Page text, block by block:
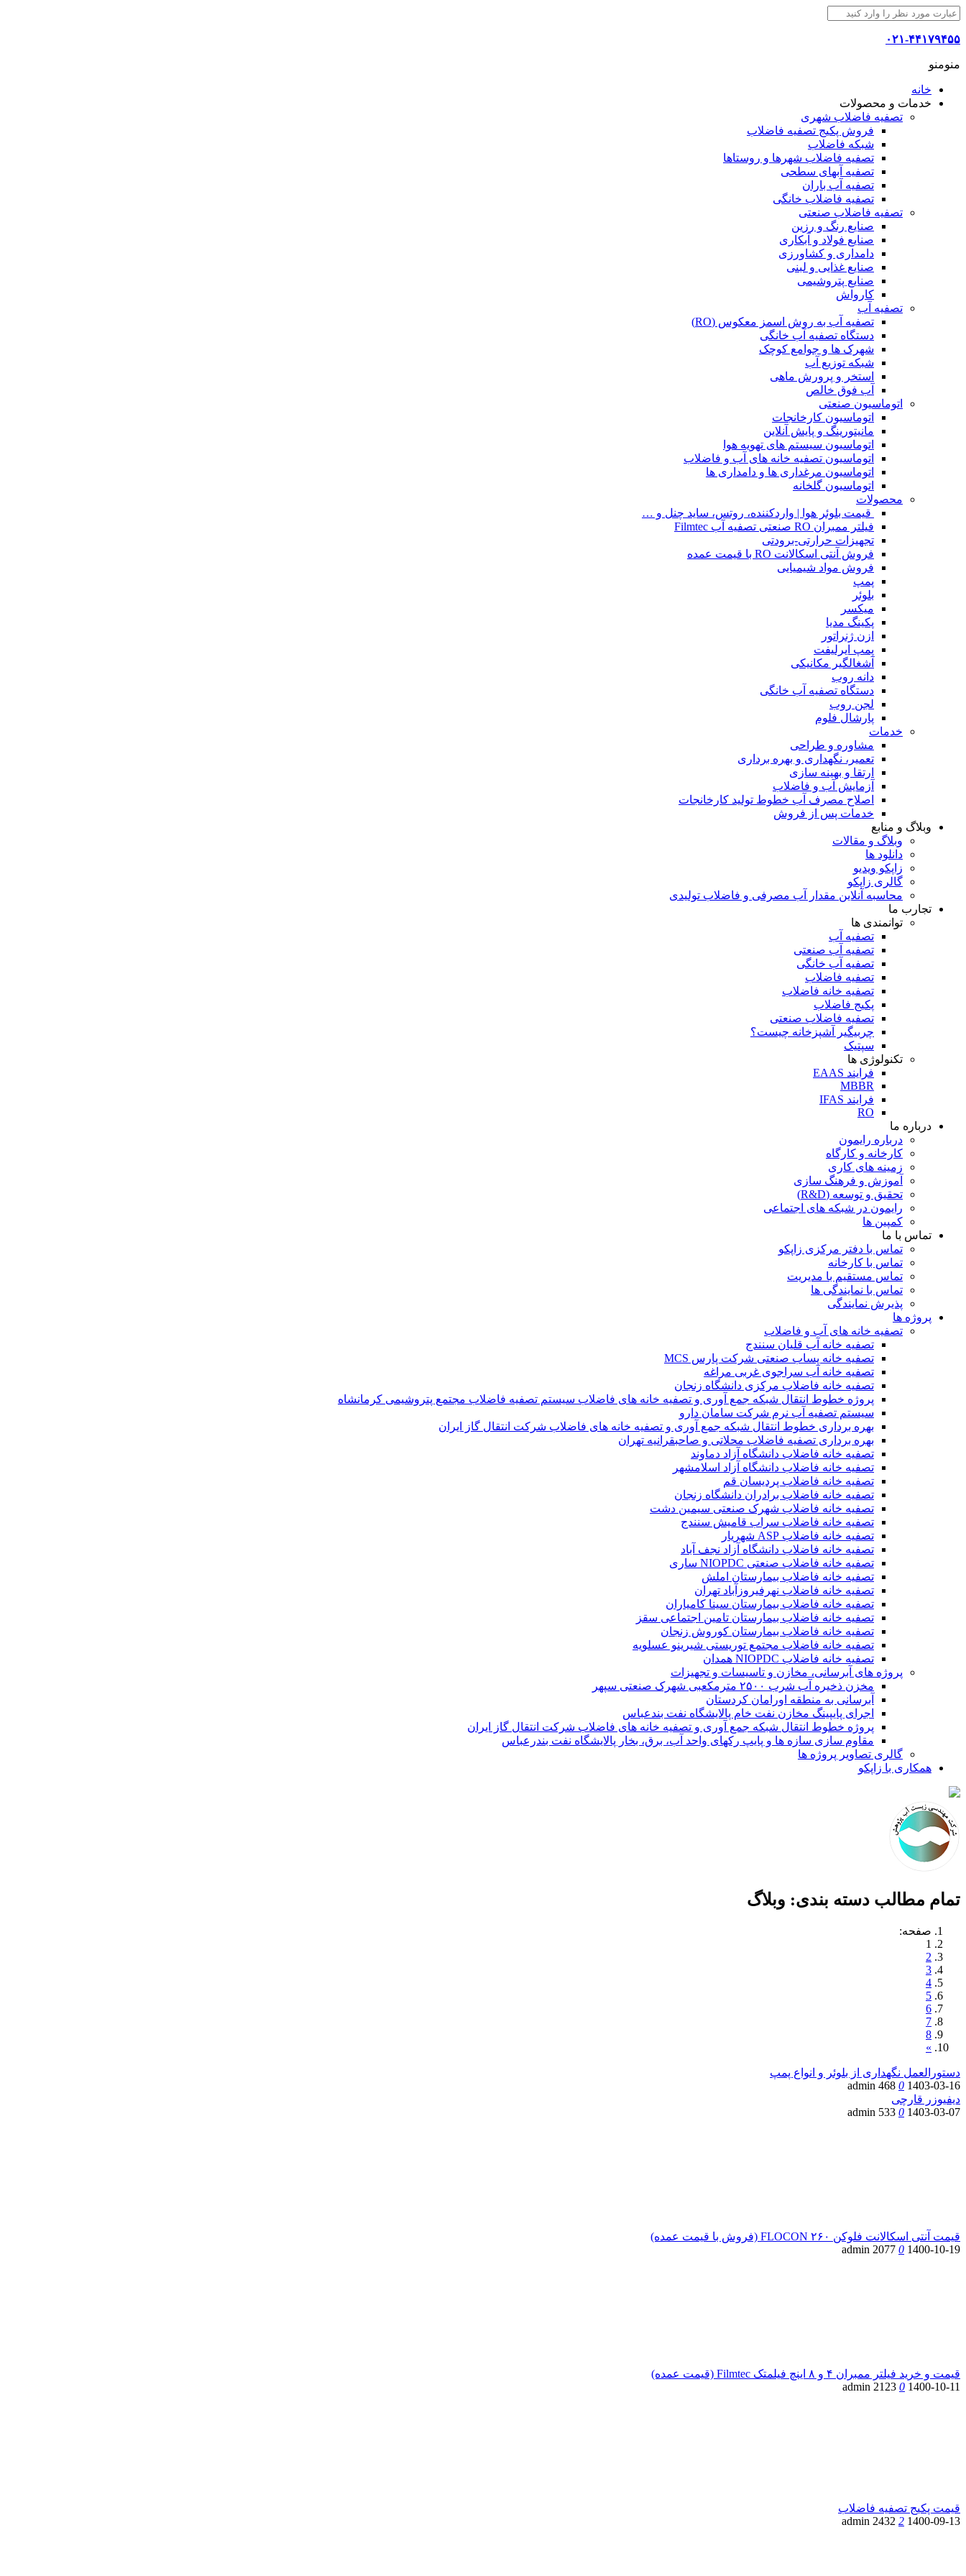
۰۲۱-۴۴۱۷۹۴۵۵
منومنو
خانه
خدمات و محصولات
تصفیه فاضلاب شهری
فروش پکیج تصفیه فاضلاب
شبکه فاضلاب
تصفیه فاضلاب شهرها و روستاها
تصفیه آبهای سطحی
تصفیه آب باران
تصفیه فاضلاب خانگی
تصفیه فاضلاب صنعتی
صنایع رنگ و رزین
صنایع فولاد و آبکاری
دامداری و کشاورزی
صنایع غذایی و لبنی
صنایع پتروشیمی
کارواش
تصفیه آب
تصفیه آب به روش اسمز معکوس (RO)
دستگاه تصفیه آب خانگی
شهرک ها و جوامع کوچک
شبکه توزیع آب
استخر و پرورش ماهی
آب فوق خالص
اتوماسیون صنعتی
اتوماسیون کارخانجات
مانیتورینگ و پایش آنلاین
اتوماسیون سیستم های تهویه هوا
اتوماسیون تصفیه خانه های آب و فاضلاب
اتوماسیون مرغداری ها و دامداری ها
اتوماسیون گلخانه
محصولات
قیمت بلوئر هوا | واردکننده، روتس، ساید چنل و …
فیلتر ممبران RO صنعتی تصفیه آب Filmtec
تجهیزات حرارتی-برودتی
فروش آنتی اسکالانت RO با قیمت عمده
فروش مواد شیمیایی
پمپ
بلوئر
میکسر
پکینگ مدیا
ازن ژنراتور
پمپ ایرلیفت
آشغالگیر مکانیکی
دانه روب
دستگاه تصفیه آب خانگی
لجن روب
پارشال فلوم
خدمات
مشاوره و طراحی
تعمیر، نگهداری و بهره برداری
ارتقا و بهینه سازی
آزمایش آب و فاضلاب
اصلاح مصرف آب خطوط تولید کارخانجات
خدمات پس از فروش
وبلاگ و منابع
وبلاگ و مقالات
دانلود ها
زاپکو ویدیو
گالری زاپکو
محاسبه آنلاین مقدار آب مصرفی و فاضلاب تولیدی
تجارب ما
توانمندی ها
تصفیه آب
تصفیه آب صنعتی
تصفیه آب خانگی
تصفیه فاضلاب
تصفیه خانه فاضلاب
پکیج فاضلاب
تصفیه فاضلاب صنعتی
چربیگیر آشپزخانه چیست؟
سپتیک
تکنولوژی ها
فرایند EAAS
MBBR
فرایند IFAS
RO
درباره ما
درباره رایمون
کارخانه و کارگاه
زمینه های کاری
آموزش و فرهنگ سازی
تحقیق و توسعه (R&D)
رایمون در شبکه های اجتماعی
کمپین ها
تماس با ما
تماس با دفتر مرکزی زاپکو
تماس با کارخانه
تماس مستقیم با مدیریت
تماس با نمایندگی ها
پذیرش نمایندگی
پروژه ها
تصفیه خانه های آب و فاضلاب
تصفیه خانه آب قلیان سنندج
تصفیه خانه پساب صنعتی شرکت پارس MCS
تصفیه خانه آب سراجوی غربی مراغه
تصفیه خانه فاضلاب مرکزی دانشگاه زنجان
پروژه خطوط انتقال شبکه جمع آوری و تصفیه خانه های فاضلاب سیستم تصفیه فاضلاب مجتمع پتروشیمی کرمانشاه
سیستم تصفیه آب نرم شرکت سامان دارو
بهره برداری خطوط انتقال شبکه جمع آوری و تصفیه خانه های فاضلاب شرکت انتقال گاز ایران
بهره برداری تصفیه فاضلاب محلاتی و صاحبقرانیه تهران
تصفیه خانه فاضلاب دانشگاه آزاد دماوند
تصفیه خانه فاضلاب دانشگاه آزاد اسلامشهر
تصفیه خانه فاضلاب پردیسان قم
تصفیه خانه فاضلاب برادران دانشگاه زنجان
تصفیه خانه فاضلاب شهرک صنعتی سیمین دشت
تصفیه خانه فاضلاب سراب قامیش سنندج
تصفیه خانه فاضلاب ASP شهریار
تصفیه خانه فاضلاب دانشگاه آزاد نجف آباد
تصفیه خانه فاضلاب صنعتی NIOPDC ساری
تصفیه خانه فاضلاب بیمارستان املش
تصفیه خانه فاضلاب نهرفیروزآباد تهران
تصفیه خانه فاضلاب بیمارستان سینا کامیاران
تصفیه خانه فاضلاب بیمارستان تامین اجتماعی سقز
تصفیه خانه فاضلاب بیمارستان کوروش زنجان
تصفیه خانه فاضلاب مجتمع توریستی شیرینو عسلویه
تصفیه خانه فاضلاب NIOPDC همدان
پروژه های آبرسانی، مخازن و تاسیسات و تجهیزات
مخزن ذخیره آب شرب ۲۵۰۰ مترمکعبی شهرک صنعتی سپهر
آبرسانی به منطقه اورامان کردستان
اجرای پایپینگ مخازن نفت خام پالایشگاه نفت بندعباس
پروژه خطوط انتقال شبکه جمع آوری و تصفیه خانه های فاضلاب شرکت انتقال گاز ایران
مقاوم سازی سازه ها و پایپ رکهای واحد آب، برق، بخار پالایشگاه نفت بندرعباس
گالری تصاویر پروژه ها
همکاری با زاپکو
تمام مطالب دسته بندی: وبلاگ
صفحه:
1
2
3
4
5
6
7
8
»
دستورالعمل نگهداری از بلوئر و انواع پمپ
1403-03-16
admin 468 0
دیفیوزر قارچی
1403-03-07
admin 533 0
قیمت آنتی اسکالانت فلوکن ۲۶۰ FLOCON (فروش با قیمت عمده)
1400-10-19
admin 2077 0
قیمت و خرید فیلتر ممبران ۴ و ۸ اینچ فیلمتک Filmtec (قیمت عمده)
1400-10-11
admin 2123 0
قیمت پکیج تصفیه فاضلاب
1400-09-13
admin 2432 2